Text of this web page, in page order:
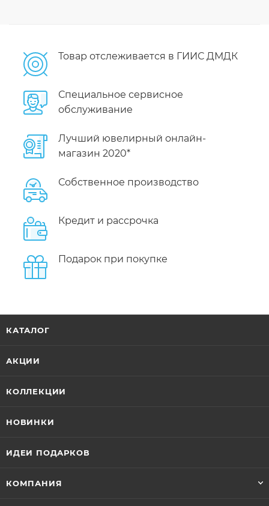
Товар отслеживается в ГИИС ДМДК
Специальное сервисное
обслуживание
Лучший ювелирный онлайн-
магазин 2020*
Собственное производство
Кредит и рассрочка
Подарок при покупке
КАТАЛОГ
АКЦИИ
КОЛЛЕКЦИИ
НОВИНКИ
ИДЕИ ПОДАРКОВ
КОМПАНИЯ